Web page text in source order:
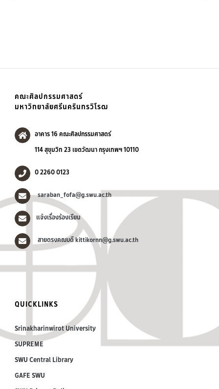
คณะศิลปกรรมศาสตร์
มหาวิทยาลัยศรีนครินทรวิโรฒ
อาคาร 16 คณะศิลปกรรมศาสตร์
114 สุขุมวิท 23 เขตวัฒนา กรุงเทพฯ 10110
0 2260 0123
saraban_fofa@g.swu.ac.th
แจ้งเรื่องร้องเรียน
สายตรงคณบดี kittikornn@g.swu.ac.th
QUICKLINKS
Srinakharinwirot University
SUPREME
SWU Central Library
GAFE SWU